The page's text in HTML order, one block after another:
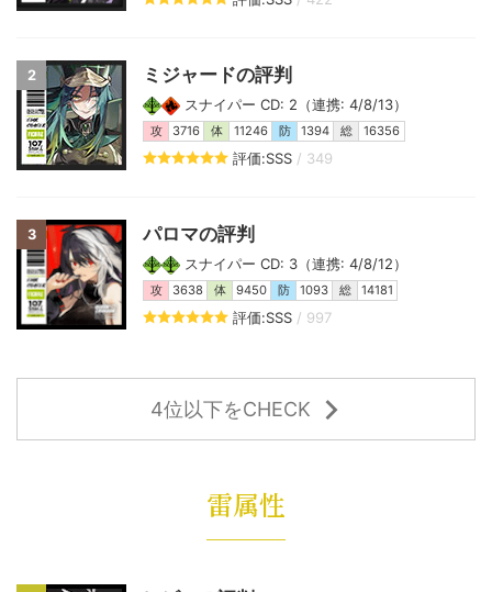
2 ミジャードの評判
スナイパー CD: 2（連携: 4/8/13）
攻 3716 体 11246 防 1394 総 16356
評価:SSS / 349
3 パロマの評判
スナイパー CD: 3（連携: 4/8/12）
攻 3638 体 9450 防 1093 総 14181
評価:SSS / 997
4位以下をCHECK
雷属性